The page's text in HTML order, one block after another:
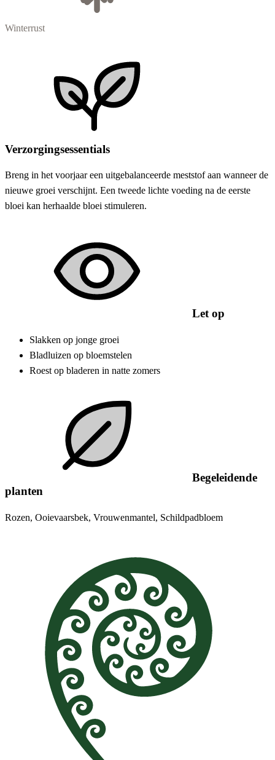
Winterrust
Verzorgingsessentials
Breng in het voorjaar een uitgebalanceerde meststof aan wanneer de
nieuwe groei verschijnt. Een tweede lichte voeding na de eerste
bloei kan herhaalde bloei stimuleren.
Let op
Slakken op jonge groei
Bladluizen op bloemstelen
Roest op bladeren in natte zomers
Begeleidende
planten
Rozen, Ooievaarsbek, Vrouwenmantel, Schildpadbloem